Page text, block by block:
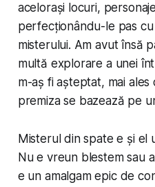
acelorași locuri,
perfecționându-le pas
misterului. Am avut însă
multă explorare a unei
m-aș fi așteptat, mai
premiza se bazează pe
Misterul din spate e și el
Nu e vreun blestem sau
e un amalgam epic de